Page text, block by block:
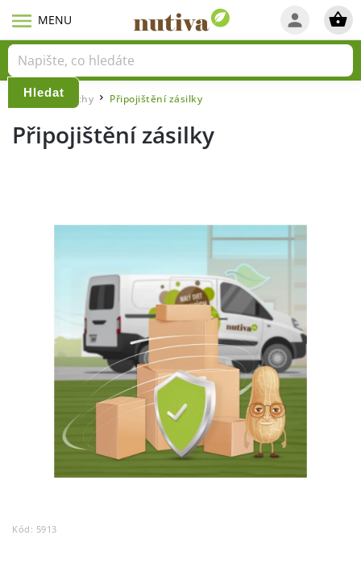
Hledat
Domů / Ořechy / Připojištění zásilky
Připojištění zásilky
Kód: 5913